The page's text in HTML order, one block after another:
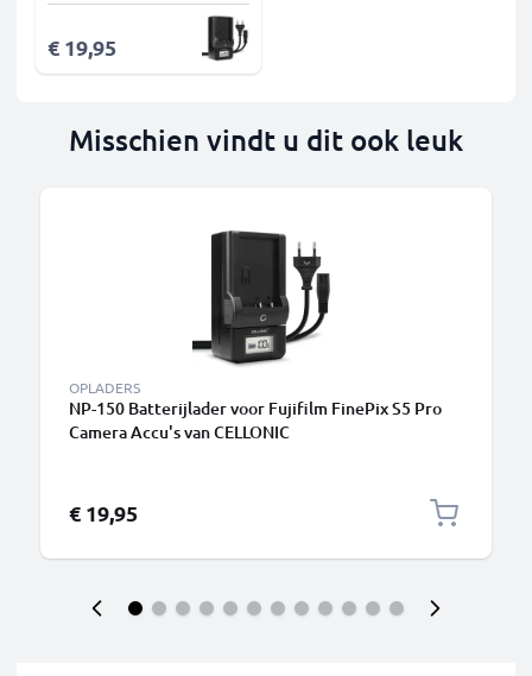
€ 19,95
Misschien vindt u dit ook leuk
OPLADERS
NP-150 Batterijlader voor Fujifilm FinePix S5 Pro
Camera Accu's van CELLONIC
€ 19,95